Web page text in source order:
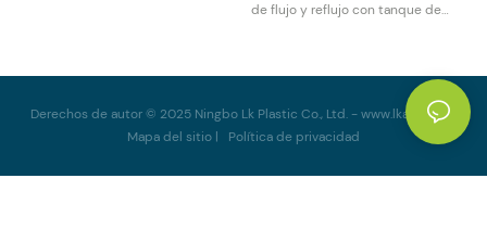
de flujo y reflujo con tanque de
Ningbo, China. Conexión económica
y rápida. Disponible en 1/2 pulgada,
3/4 de pulgada y 1 pulgada. Diseño
con conexión de púas a elegir.
Derechos de autor © 2025 Ningbo Lk Plastic Co., Ltd. -www.lkagri.net
Mapa del sitio | Políticade privacidad